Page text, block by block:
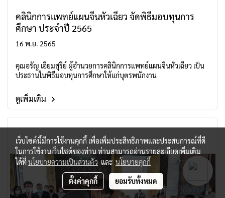
คลินิกการแพทย์แผนจีนหัวเฉียว จัดพิธีมอบทุนการ
ศึกษา ประจำปี 2565
16 พ.ย. 2565
คุณอรัญ เอี่ยมสุรีย์ ผู้อำนวยการคลินิกการแพทย์แผนจีนหัวเฉียว เป็น
ประธานในพิธีมอบทุนการศึกษาให้แก่บุตรพนักงาน
ดูเพิ่มเติม
เว็บไซต์นี้มีการใช้งานคุกกี้ เพื่อเพิ่มประสิทธิภาพและประสบการณ์ที่ดี
ในการใช้งานเว็บไซต์ของท่าน ท่านสามารถอ่านรายละเอียดเพิ่มเติม
ได้ที่นโยบายความเป็นส่วนตัว และ นโยบายคุกกี้
ตั้งค่าคุกกี้ ยอมรับทั้งหมด